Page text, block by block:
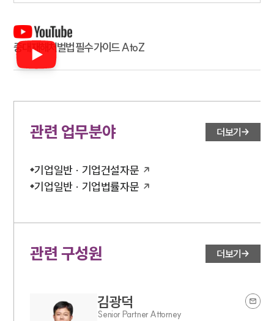
중대재해처벌법 필수 가이드 A to Z
관련 업무분야 더보기
기업일반 · 기업건설자문
기업일반 · 기업법률자문
관련 구성원 더보기
김광덕
Senior Partner Attorney